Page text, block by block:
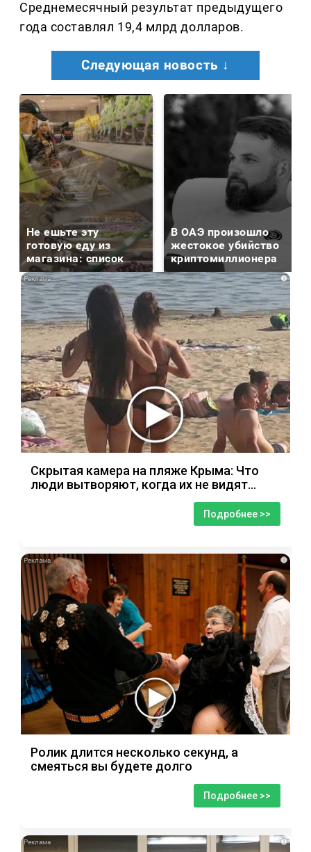
Среднемесячный результат предыдущего
года составлял 19,4 млрд долларов.
Следующая новость ↓
Не ешьте эту
готовую еду из
магазина: список
В ОАЭ произошло
жестокое убийство
криптомиллионера
i
Скрытая камера на пляже Крыма: Что
люди вытворяют, когда их не видят...
Подробнее >>
i
Ролик длится несколько секунд, а
смеяться вы будете долго
Подробнее >>
i